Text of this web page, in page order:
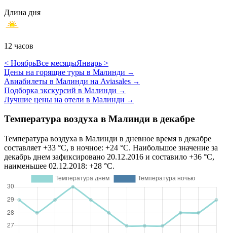
Длина дня
12 часов
< НоябрьВсе месяцыЯнварь >
Цены на горящие туры в Малинди →
Авиабилеты в Малинди на Aviasales →
Подборка экскурсий в Малинди →
Лучшие цены на отели в Малинди →
Температура воздуха в Малинди в декабре
Температура воздуха в Малинди в дневное время в декабре
составляет +33 °C, в ночное: +24 °C. Наибольшое значение за
декабрь днем зафиксировано 20.12.2016 и составило +36 °C,
наименьшее 02.12.2018: +28 °C.